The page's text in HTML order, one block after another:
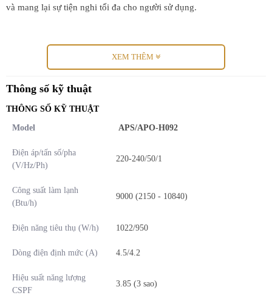
và mang lại sự tiện nghi tối đa cho người sử dụng.
nghệ hiện đại
Sản phẩm không chỉ là một thiết bị làm mát thông thường mà còn
XEM THÊM
Thông số kỹ thuật
THÔNG SỐ KỸ THUẬT
Model APS/APO-H092
Điện áp/tấn số/pha
(V/Hz/Ph)
220-240/50/1
Công suất làm lạnh
(Btu/h)
9000 (2150 - 10840)
Điện năng tiêu thụ (W/h) 1022/950
Dòng điện định mức (A) 4.5/4.2
Hiệu suất năng lượng
CSPF
3.85 (3 sao)